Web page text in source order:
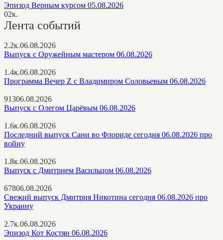
Эпизод Верным курсом 05.08.2026
02к.
Лента событий
2.2к.06.08.2026
Выпуск с Оружейным мастером 06.08.2026
1.4к.06.08.2026
Программа Вечер Z с Владимиром Соловьевым 06.08.2026
91306.08.2026
Выпуск с Олегом Царёвым 06.08.2026
1.6к.06.08.2026
Последний выпуск Сани во Флориде сегодня 06.08.2026 про
войну
1.8к.06.08.2026
Выпуск с Дмитрием Васильцом 06.08.2026
67806.08.2026
Свежий выпуск Дмитрия Никотина сегодня 06.08.2026 про
Украину
2.7к.06.08.2026
Эпизод Кот Костян 06.08.2026